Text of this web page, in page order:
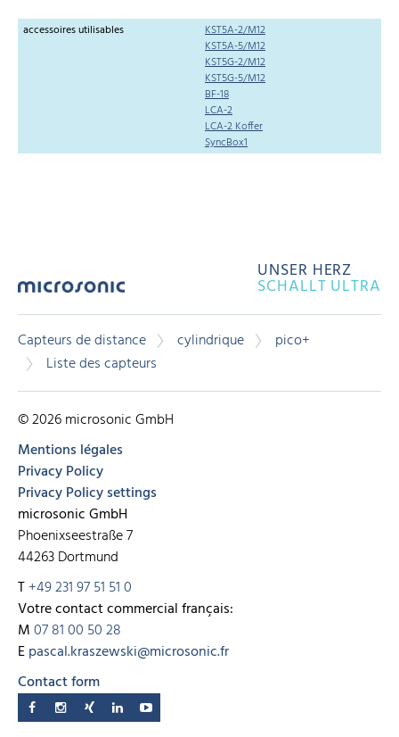
accessoires utilisables
KST5A-2/M12
KST5A-5/M12
KST5G-2/M12
KST5G-5/M12
BF-18
LCA-2
LCA-2 Koffer
SyncBox1
UNSER HERZ
SCHALLT ULTRA
Capteurs de distance cylindrique
pico+
Liste des capteurs
© 2026 microsonic GmbH
Mentions légales
Privacy Policy
Privacy Policy settings
microsonic GmbH
Phoenixseestraße 7
44263 Dortmund
T+49 231 97 51 51 0
Votre contact commercial français:
M07 81 00 50 28
Epascal.kraszewski@microsonic.fr
Contact form